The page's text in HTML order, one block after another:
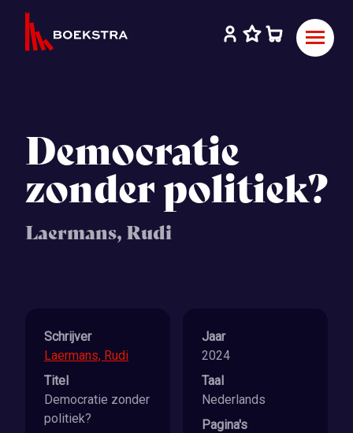
Democratie
zonder politiek?
Laermans, Rudi
Schrijver
Laermans, Rudi
Titel
Democratie zonder
politiek?
Jaar
2024
Taal
Nederlands
Pagina's